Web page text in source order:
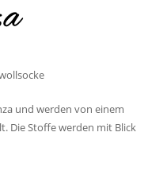
und werden von einem
Die Stoffe werden mit Blick